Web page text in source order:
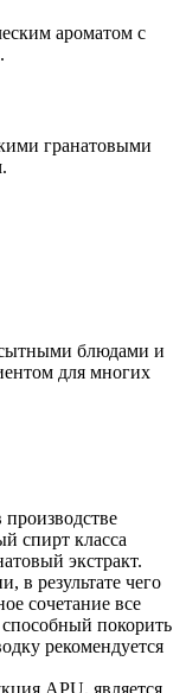
ароматом с
гранатовыми
сытными блюдами и
для многих
спирт класса
экстракт.
в результате чего
сочетание все
покорить
рекомендуется
APU, является